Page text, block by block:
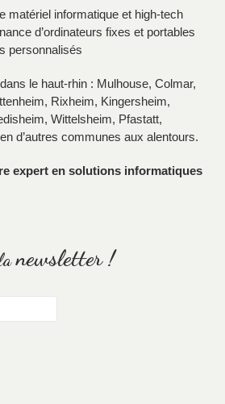
matériel informatique et high-tech
d’ordinateurs fixes et portables
personnalisés
le haut-rhin : Mulhouse, Colmar,
Rixheim, Kingersheim,
Wittelsheim, Pfastatt,
d’autres communes aux alentours.
expert en solutions informatiques
newsletter !